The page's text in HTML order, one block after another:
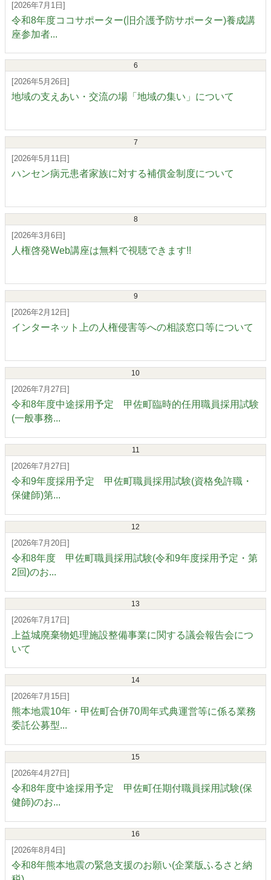
[2026年7月1日]
令和8年度ココサポーター(旧介護予防サポーター)養成講
座参加者...
6
[2026年5月26日]
地域の支えあい・交流の場「地域の集い」について
7
[2026年5月11日]
ハンセン病元患者家族に対する補償金制度について
8
[2026年3月6日]
人権啓発Web講座は無料で視聴できます!!
9
[2026年2月12日]
インターネット上の人権侵害等への相談窓口等について
10
[2026年7月27日]
令和8年度中途採用予定 甲佐町臨時的任用職員採用試験
(一般事務...
11
[2026年7月27日]
令和9年度採用予定 甲佐町職員採用試験(資格免許職・
保健師)第...
12
[2026年7月20日]
令和8年度 甲佐町職員採用試験(令和9年度採用予定・第
2回)のお...
13
[2026年7月17日]
上益城廃棄物処理施設整備事業に関する議会報告会につ
いて
14
[2026年7月15日]
熊本地震10年・甲佐町合併70周年式典運営等に係る業務
委託公募型...
15
[2026年4月27日]
令和8年度中途採用予定 甲佐町任期付職員採用試験(保
健師)のお...
16
[2026年8月4日]
令和8年熊本地震の緊急支援のお願い(企業版ふるさと納